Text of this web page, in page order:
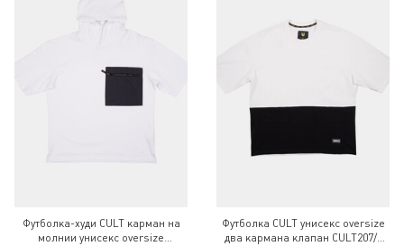
Футболка-худи CULT карман на
молнии унисекс oversize
Футболка CULT унисекс oversize
два кармана клапан CULT207/2